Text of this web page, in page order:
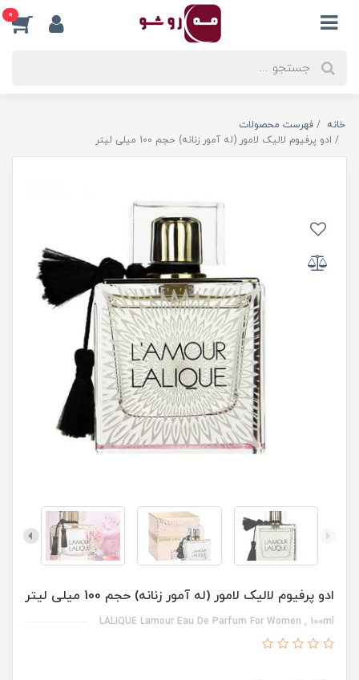
0
خانه
فهرست محصولات
ادو پرفیوم لالیک لامور (له آمور زنانه) حجم 100 میلی لیتر
ادو پرفیوم لالیک لامور (له آمور زنانه) حجم 100 میلی لیتر
LALIQUE Lamour Eau De Parfum For Women , 100ml